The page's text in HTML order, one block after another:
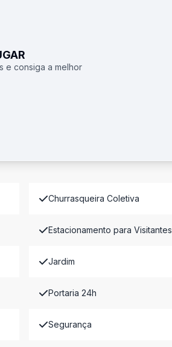
e consiga a melhor
Churrasqueira Coletiva
Estacionamento para Visitantes
Jardim
Portaria 24h
Segurança